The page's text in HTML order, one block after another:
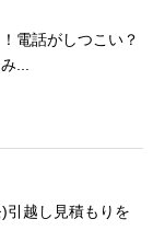
電話がしつこい？
...
引越し見積もりを